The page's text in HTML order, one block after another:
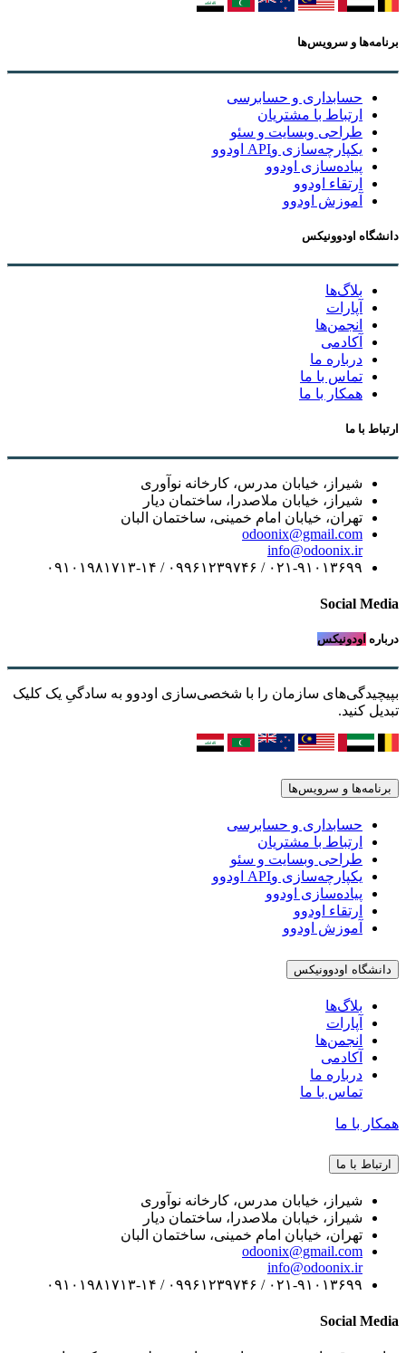
برنامه‌ها و سرویس‌ها
حسابداری و حسابرسی
ارتباط با مشتریان
طراحی وبسایت و سئو
یکپارچه‌سازی وAPI اودوو
پیاده‌سازی اودوو
ارتقاء اودوو
آموزش اودوو
دانشگاه اودوونیکس
بلاگ‌ها
آپارات
انجمن‌ها
آکادمی
درباره ما
تماس با ما
همکار با ما
ارتباط با ما
شیراز، خیابان مدرس، کارخانه نوآوری
شیراز، خیابان ملاصدرا، ساختمان دیار
تهران، خیابان امام خمینی، ساختمان البان
odoonix@gmail.com
info@odoonix.ir
۰۲۱-۹۱۰۱۳۶۹۹ / ۰۹۹۶۱۲۳۹۷۴۶ / ۰۹۱۰۱۹۸۱۷۱۳-۱۴
Social Media
درباره اودونیکس
بپیچیدگی‌های سازمان را با شخصی‌سازی اودوو به سادگیِ یک کلیک
تبدیل کنید.
برنامه‌ها و سرویس‌ها
حسابداری و حسابرسی
ارتباط با مشتریان
طراحی وبسایت و سئو
یکپارچه‌سازی وAPI اودوو
پیاده‌سازی اودوو
ارتقاء اودوو
آموزش اودوو
دانشگاه اودوونیکس
بلاگ‌ها
آپارات
انجمن‌ها
آکادمی
درباره ما
تماس با ما
همکار با ما
ارتباط با ما
شیراز، خیابان مدرس، کارخانه نوآوری
شیراز، خیابان ملاصدرا، ساختمان دیار
تهران، خیابان امام خمینی، ساختمان البان
odoonix@gmail.com
info@odoonix.ir
۰۲۱-۹۱۰۱۳۶۹۹ / ۰۹۹۶۱۲۳۹۷۴۶ / ۰۹۱۰۱۹۸۱۷۱۳-۱۴
Social Media